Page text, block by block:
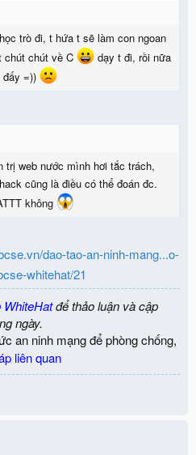
trò đi, t hứa t sẽ làm con ngoan
chút chút về C
dạy t đi, rồi nữa
=))
trị web nước mình hơi tắc trách,
cũng là điều có thể đoán đc.
không
dao-tao-an-ninh-mang...o-
whitehat/21
WhiteHatđể thảo luận và cập
ngày.
an ninh mạng để phòng chống,
liên quan